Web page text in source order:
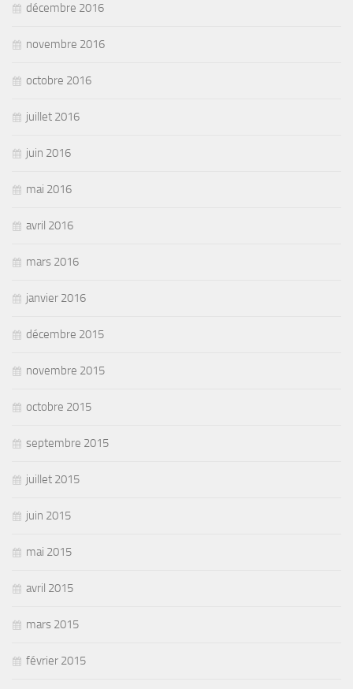
décembre 2016
novembre 2016
octobre 2016
juillet 2016
juin 2016
mai 2016
avril 2016
mars 2016
janvier 2016
décembre 2015
novembre 2015
octobre 2015
septembre 2015
juillet 2015
juin 2015
mai 2015
avril 2015
mars 2015
février 2015